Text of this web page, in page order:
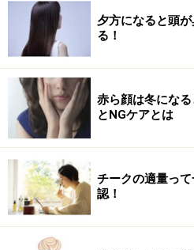
夕方になると頭
る！
赤ら顔は冬にな
とNGケアとは
チークの適量っ
認！